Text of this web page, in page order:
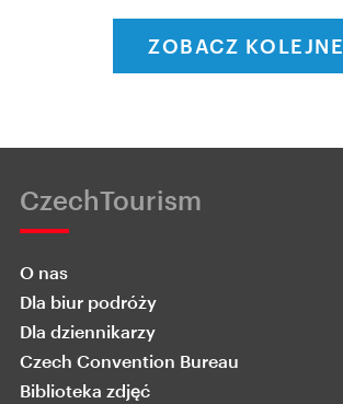
ZOBACZ KOLEJNE
CzechTourism
O nas
Dla biur podróży
Dla dziennikarzy
Czech Convention Bureau
Biblioteka zdjęć